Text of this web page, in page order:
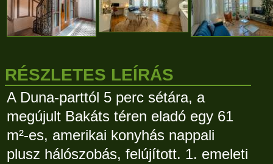
RÉSZLETES LEÍRÁS
A Duna-parttól 5 perc sétára, a
megújult Bakáts téren eladó egy 61
m²-es, amerikai konyhás nappali
plusz hálószobás, felújított. 1. emeleti